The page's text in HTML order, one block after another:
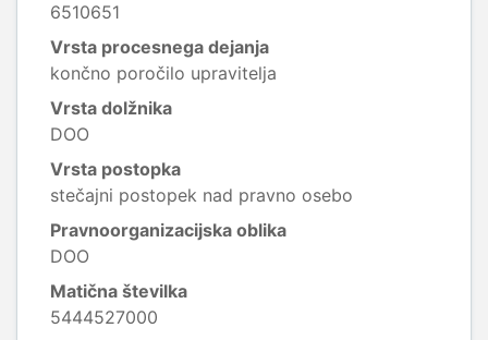
6510651
Vrsta procesnega dejanja
končno poročilo upravitelja
Vrsta dolžnika
DOO
Vrsta postopka
stečajni postopek nad pravno osebo
Pravnoorganizacijska oblika
DOO
Matična številka
5444527000